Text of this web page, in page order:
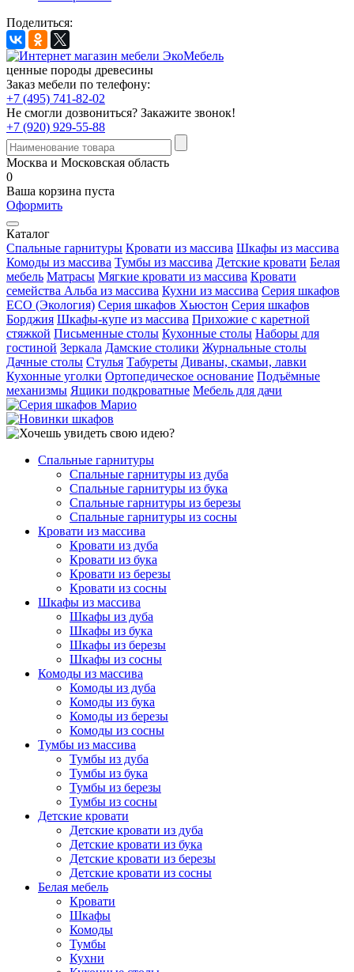
Поделиться:
ценные породы древесины
Заказ мебели по телефону:
+7 (495) 741-82-02
Не смогли дозвониться? Закажите звонок!
+7 (920) 929-55-88
Москва и Московская область
0
Ваша корзина пуста
Оформить
Каталог
Спальные гарнитуры Кровати из массива Шкафы из массива
Комоды из массива Тумбы из массива Детские кровати Белая
мебель Матрасы Мягкие кровати из массива Кровати
семейства Альба из массива Кухни из массива Серия шкафов
ECO (Экология) Серия шкафов Хьюстон Серия шкафов
Борджия Шкафы-купе из массива Прихожие с каретной
стяжкой Письменные столы Кухонные столы Наборы для
гостиной Зеркала Дамские столики Журнальные столы
Дачные столы Стулья Табуреты Диваны, скамьи, лавки
Кухонные уголки Ортопедическое основание Подъёмные
механизмы Ящики подкроватные Мебель для дачи
Спальные гарнитуры
Спальные гарнитуры из дуба
Спальные гарнитуры из бука
Спальные гарнитуры из березы
Спальные гарнитуры из сосны
Кровати из массива
Кровати из дуба
Кровати из бука
Кровати из березы
Кровати из сосны
Шкафы из массива
Шкафы из дуба
Шкафы из бука
Шкафы из березы
Шкафы из сосны
Комоды из массива
Комоды из дуба
Комоды из бука
Комоды из березы
Комоды из сосны
Тумбы из массива
Тумбы из дуба
Тумбы из бука
Тумбы из березы
Тумбы из сосны
Детские кровати
Детские кровати из дуба
Детские кровати из бука
Детские кровати из березы
Детские кровати из сосны
Белая мебель
Кровати
Шкафы
Комоды
Тумбы
Кухни